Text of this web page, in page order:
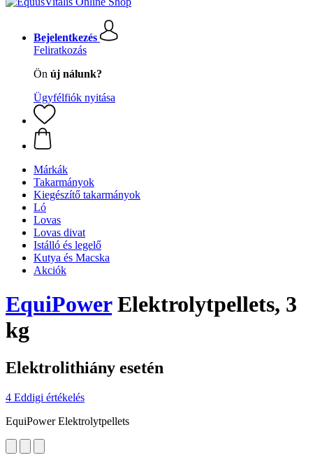
Bejelentkezés
Feliratkozás
Ön új nálunk?
Ügyfélfiók nyitása
Márkák
Takarmányok
Kiegészítő takarmányok
Ló
Lovas
Lovas divat
Istálló és legelő
Kutya és Macska
Akciók
EquiPowerElektrolytpellets, 3
kg
Elektrolithiány esetén
4 Eddigi értékelés
EquiPower Elektrolytpellets